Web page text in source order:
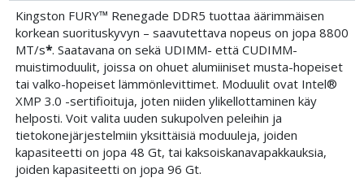
Kingston FURY™ Renegade DDR5 tuottaa äärimmäisen
korkean suorituskyvyn – saavutettava nopeus on jopa 8800
MT/s*. Saatavana on sekä UDIMM- että CUDIMM-
muistimoduulit, joissa on ohuet alumiiniset musta-hopeiset
tai valko-hopeiset lämmönlevittimet. Moduulit ovat Intel®
XMP 3.0 -sertifioituja, joten niiden ylikellottaminen käy
helposti. Voit valita uuden sukupolven peleihin ja
tietokonejärjestelmiin yksittäisiä moduuleja, joiden
kapasiteetti on jopa 48 Gt, tai kaksoiskanavapakkauksia,
joiden kapasiteetti on jopa 96 Gt.